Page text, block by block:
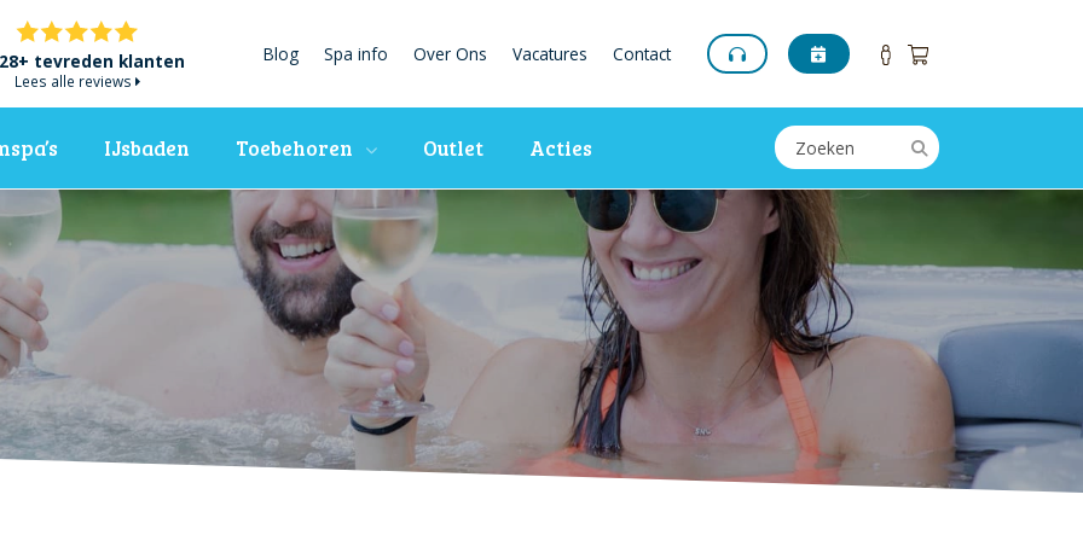
tevreden klanten
Lees alle reviews
Blog Spa info Over Ons Vacatures Contact
IJsbaden Toebehoren Outlet Acties